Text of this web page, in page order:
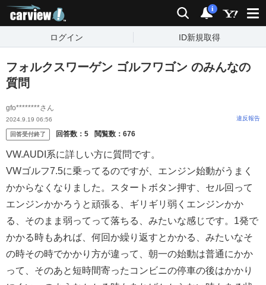
検索 通知
i
ログイン ID新規取得
フォルクスワーゲン ゴルフワゴン のみんなの
質問
gfo********さん
2024.9.19 06:56 違反報告
回答受付終了 回答数： 5 閲覧数： 676
VW.AUDI系に詳しい方に質問です。
VWゴルフ7.5に乗ってるのですが、エンジン始動がうまく
かからなくなりました。スタートボタン押す、セル回って
エンジンかかろうと頑張る、ギリギリ弱くエンジンかか
る、そのまま弱ってって落ちる、みたいな感じです。1発で
かかる時もあれば、何回か繰り返すとかかる、みたいなそ
の時その時でかかり方が違って、朝一の始動は普通にかか
って、そのあと短時間寄ったコンビニの停車の後はかかり